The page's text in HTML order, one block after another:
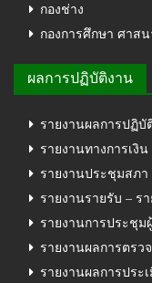
กองช่าง
กองการศึกษา ศาส
ผลการปฏิบัติงาน
รายงานผลการปฏิบั
รายงานทางการเงิน
รายงานประชุมสภา
รายงานรายรับ – ร
รายงานการประชุม
รายงานผลการตรว
รายงานผลการประ